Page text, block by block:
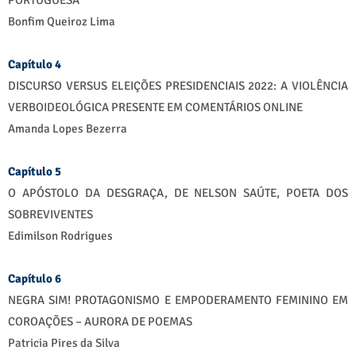
Bonfim Queiroz Lima
Capítulo 4
DISCURSO VERSUS ELEIÇÕES PRESIDENCIAIS 2022: A VIOLÊNCIA
VERBOIDEOLÓGICA PRESENTE EM COMENTÁRIOS ONLINE
Amanda Lopes Bezerra
Capítulo 5
O APÓSTOLO DA DESGRAÇA, DE NELSON SAÚTE, POETA DOS
SOBREVIVENTES
Edimilson Rodrigues
Capítulo 6
NEGRA SIM! PROTAGONISMO E EMPODERAMENTO FEMININO EM
COROAÇÕES – AURORA DE POEMAS
Patricia Pires da Silva